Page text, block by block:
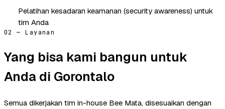
Pelatihan kesadaran keamanan (security awareness) untuk
tim Anda
02 — Layanan
Yang bisa kami bangun untuk
Anda di Gorontalo
Semua dikerjakan tim in-house Bee Mata, disesuaikan dengan